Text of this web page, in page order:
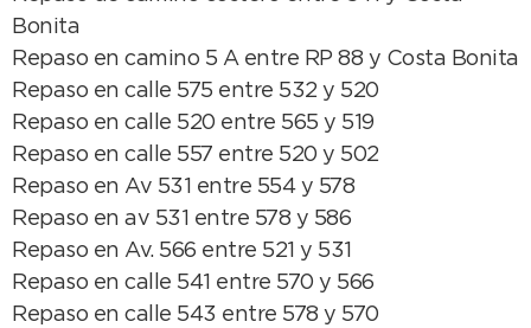
Bonita
Repaso en camino 5 A entre RP 88 y Costa Bonita
Repaso en calle 575 entre 532 y 520
Repaso en calle 520 entre 565 y 519
Repaso en calle 557 entre 520 y 502
Repaso en Av 531 entre 554 y 578
Repaso en av 531 entre 578 y 586
Repaso en Av. 566 entre 521 y 531
Repaso en calle 541 entre 570 y 566
Repaso en calle 543 entre 578 y 570